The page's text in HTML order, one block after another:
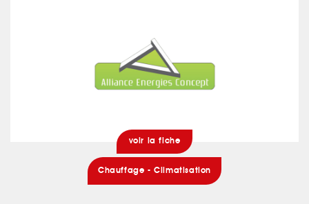
voir la fiche
Chauffage - Climatisation